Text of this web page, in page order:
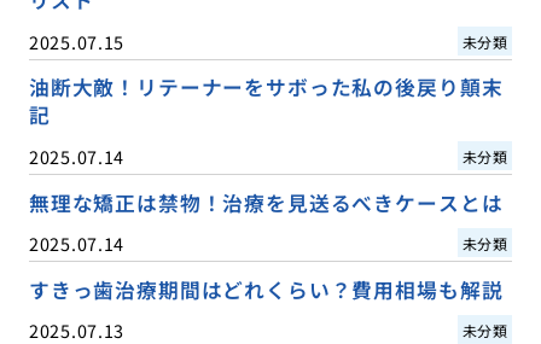
2025.07.15 未分類
油断大敵！リテーナーをサボった私の後戻り顛末
記
2025.07.14 未分類
無理な矯正は禁物！治療を見送るべきケースとは
2025.07.14 未分類
すきっ歯治療期間はどれくらい？費用相場も解説
2025.07.13 未分類